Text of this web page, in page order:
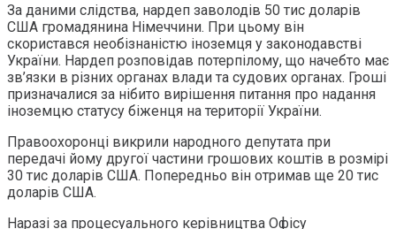
За даними слідства, нардеп заволодів 50 тис доларів
США громадянина Німеччини. При цьому він
скористався необізнаністю іноземця у законодавстві
України. Нардеп розповідав потерпілому, що начебто має
зв’язки в різних органах влади та судових органах. Гроші
призначалися за нібито вирішення питання про надання
іноземцю статусу біженця на території України.
Правоохоронці викрили народного депутата при
передачі йому другої частини грошових коштів в розмірі
30 тис доларів США. Попередньо він отримав ще 20 тис
доларів США.
Наразі за процесуального керівництва Офісу